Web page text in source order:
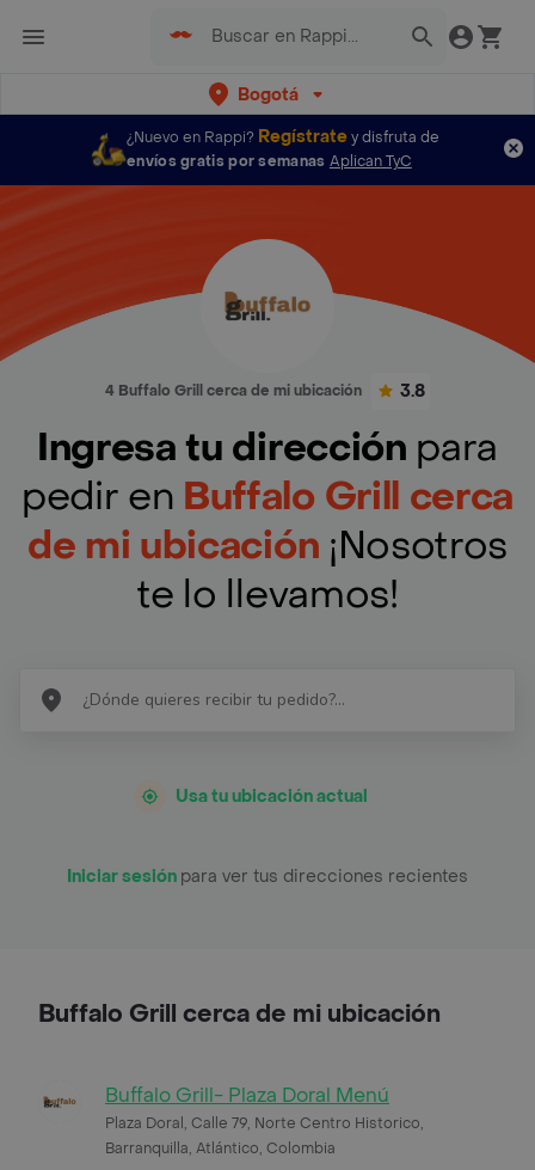
Bogotá
¿Nuevo en Rappi? Regístratey disfruta de
envíos gratis por semanas Aplican TyC
4 Buffalo Grill cerca de mi ubicación 3.8
Ingresa tu dirección para
pedir en Buffalo Grill cerca
de mi ubicación ¡Nosotros
te lo llevamos!
Usa tu ubicación actual
Iniciar sesión para ver tus direcciones recientes
Buffalo Grill cerca de mi ubicación
Buffalo Grill- Plaza Doral Menú
Plaza Doral, Calle 79, Norte Centro Historico,
Barranquilla, Atlántico, Colombia